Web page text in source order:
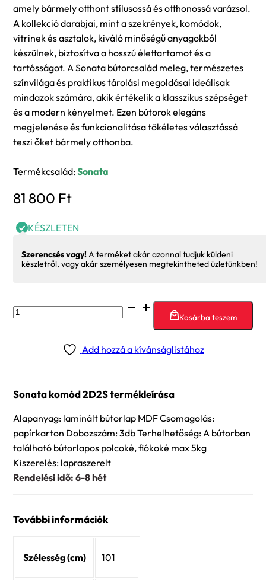
amely bármely otthont stílusossá és otthonossá varázsol.
A kollekció darabjai, mint a szekrények, komódok,
vitrinek és asztalok, kiváló minőségű anyagokból
készülnek, biztosítva a hosszú élettartamot és a
tartósságot. A Sonata bútorcsalád meleg, természetes
színvilága és praktikus tárolási megoldásai ideálisak
mindazok számára, akik értékelik a klasszikus szépséget
és a modern kényelmet. Ezen bútorok elegáns
megjelenése és funkcionalitása tökéletes választássá
teszi őket bármely otthonba.
Termékcsalád:Sonata
81 800 Ft
KÉSZLETEN
Szerencsés vagy!A terméket akár azonnal tudjuk küldeni
készletről, vagy akár személyesen megtekintheted üzletünkben!
Sonata
komód
Kosárba teszem
Add hozzá a kívánságlistához
Sonata komód 2D2S termékleírása
Alapanyag: laminált bútorlap MDF Csomagolás:
papírkarton Dobozszám: 3db Terhelhetőség: A bútorban
található bútorlapos polcoké, fiókoké max 5kg
Kiszerelés: lapraszerelt
Rendelési idő: 6-8 hét
További információk
Szélesség (cm) 101